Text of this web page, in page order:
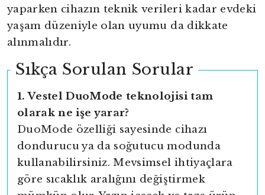
yaparken cihazın teknik verileri kadar evdeki
yaşam düzeniyle olan uyumu da dikkate
alınmalıdır.
Sıkça Sorulan Sorular
1. Vestel DuoMode teknolojisi tam
olarak ne işe yarar?
DuoMode özelliği sayesinde cihazı
dondurucu ya da soğutucu modunda
kullanabilirsiniz. Mevsimsel ihtiyaçlara
göre sıcaklık aralığını değiştirmek